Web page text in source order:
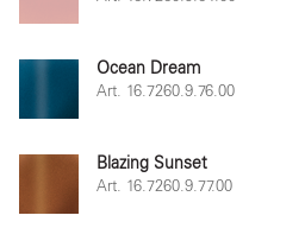
Ocean Dream
Art. 16.7260.9.76.00
Blazing Sunset
Art. 16.7260.9.77.00